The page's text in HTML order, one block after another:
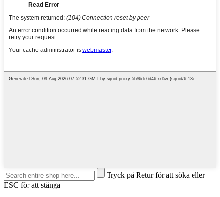
Tryck på Retur för att söka eller
ESC för att stänga